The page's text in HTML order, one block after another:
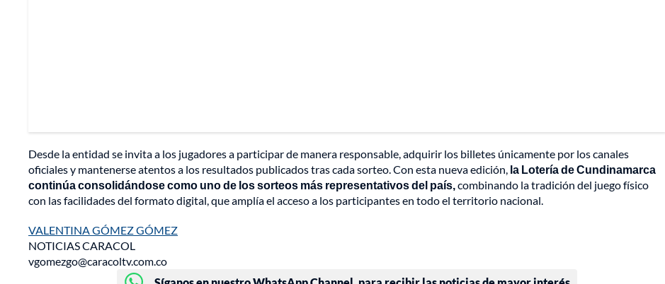
Desde la entidad se invita a los jugadores a participar de manera responsable, adquirir los billetes únicamente por los canales
oficiales y mantenerse atentos a los resultados publicados tras cada sorteo. Con esta nueva edición, la Lotería de Cundinamarca
continúa consolidándose como uno de los sorteos más representativos del país,combinando la tradición del juego físico
con las facilidades del formato digital, que amplía el acceso a los participantes en todo el territorio nacional.
VALENTINA GÓMEZ GÓMEZ
NOTICIAS CARACOL
vgomezgo@caracoltv.com.co